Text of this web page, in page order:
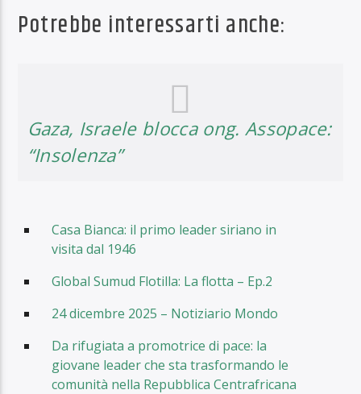
Potrebbe interessarti anche:
Gaza, Israele blocca ong. Assopace:
“Insolenza”
Casa Bianca: il primo leader siriano in
visita dal 1946
Global Sumud Flotilla: La flotta – Ep.2
24 dicembre 2025 – Notiziario Mondo
Da rifugiata a promotrice di pace: la
giovane leader che sta trasformando le
comunità nella Repubblica Centrafricana